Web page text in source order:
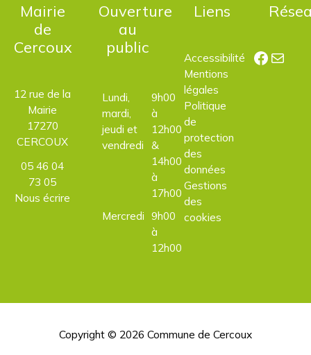
Mairie
de
Cercoux
12 rue de la
Mairie
17270
CERCOUX
05 46 04
73 05
Nous écrire
Ouverture
au
public
Lundi,
mardi,
jeudi et
vendredi
9h00
à
12h00
&
14h00
à
17h00
Mercredi 9h00
à
12h00
Liens
Accessibilité
Mentions
légales
Politique
de
protection
des
données
Gestions
des
cookies
E-mail
Copyright © 2026 Commune de Cercoux